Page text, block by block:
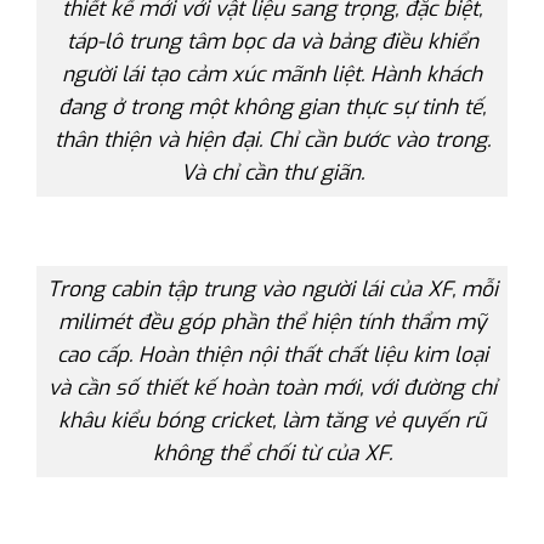
thiết kế mới với vật liệu sang trọng, đặc biệt,
táp-lô trung tâm bọc da và bảng điều khiển
người lái tạo cảm xúc mãnh liệt. Hành khách
đang ở trong một không gian thực sự tinh tế,
thân thiện và hiện đại. Chỉ cần bước vào trong.
Và chỉ cần thư giãn.
Trong cabin tập trung vào người lái của XF, mỗi
milimét đều góp phần thể hiện tính thẩm mỹ
cao cấp. Hoàn thiện nội thất chất liệu kim loại
và cần số thiết kế hoàn toàn mới, với đường chỉ
khâu kiểu bóng cricket, làm tăng vẻ quyến rũ
không thể chối từ của XF.